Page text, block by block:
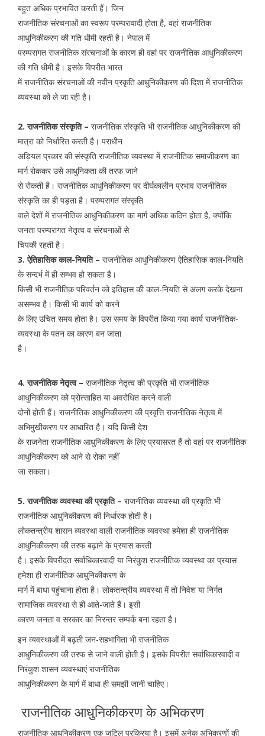
बहुत अधिक प्रभावित करती हैं। जिन
राजनीतिक संरचनाओं का स्वरूप परम्परावादी होता है, वहां राजनीतिक
आधुनिकीकरण की गति धीमी रहती है। नेपाल में
परम्परागत राजनीतिक संरचनाओं के कारण ही वहां पर राजनीतिक आधुनिकीकरण
की गति धीमी है। इसके विपरीत भारत
में राजनीतिक संरचनाओं की नवीन प्रकृति आधुनिकीकरण की दिशा में राजनीतिक
व्यवस्था को ले जा रही है।
2. राजनीतिक संस्कृति – राजनीतिक संस्कृति भी राजनीतिक आधुनिकीकरण की
मात्रा को निर्धारित करती है। पराधीन
अड़ियल प्रकार की संस्कृति राजनीतिक व्यवस्था में राजनीतिक समाजीकरण का
मार्ग रोककर उसे आधुनिकता की तरफ जाने
से रोकती है। राजनीतिक आधुनिकीकरण पर दीर्घकालीन प्रभाव राजनीतिक
संस्कृति का ही पड़ता है। परम्परागत संस्कृति
वाले देशों में राजनीतिक आधुनिकीकरण का मार्ग अधिक कठिन होता है, क्योंकि
जनता परम्परागत नेतृत्व व संरचनाओं से
चिपकी रहती है।
3. ऐतिहासिक काल-नियति – राजनीतिक आधुनिकीकरण ऐतिहासिक काल-नियति
के सन्दर्भ में ही सम्भव हो सकता है।
किसी भी राजनीतिक परिवर्तन को इतिहास की काल-नियति से अलग करके देखना
असम्भव है। किसी भी कार्य को करने
के लिए उचित समय होता है। उस समय के विपरीत किया गया कार्य राजनीतिक-
व्यवस्था के पतन का कारण बन जाता
है।
4. राजनीतिक नेतृत्व – राजनीतिक नेतृत्व की प्रकृति भी राजनीतिक
आधुनिकीकरण को प्रोत्साहित या अवरोधित करने वाली
दोनों होती हैं। राजनीतिक आधुनिकीकरण की प्रवृत्ति राजनीतिक नेतृत्व में
अभिमुखीकरण पर आधारित है। यदि किसी देश
के राजनेता राजनीतिक आधुनिकीकरण के लिए प्रयासरत हैं तो वहां पर राजनीतिक
आधुनिकीकरण को आने से रोका नहीं
जा सकता।
5. राजनीतिक व्यवस्था की प्रकृति – राजनीतिक व्यवस्था की प्रकृति भी
राजनीतिक आधुनिकीकरण की निर्धारक होती है।
लोकतन्त्रीय शासन व्यवस्था वाली राजनीतिक व्यवस्था हमेशा ही राजनीतिक
आधुनिकीकरण की तरफ बढ़ाने के प्रयास करती
है। इसके विपरीदत सर्वाधिकारवादी या निरंकुश राजनीतिक व्यवस्था का प्रयास
हमेशा ही राजनीतिक आधुनिकीकरण के
मार्ग में बाधा पहुंचाना होता है। लोकतन्त्रीय व्यवस्था में तो निवेश या निर्गत
सामाजिक व्यवस्था से ही आते-जाते हैं। इसी
कारण जनता व सरकार का निरन्तर सम्पर्क बना रहता है।
इन व्यवस्थाओं में बढ़ती जन-सहभागिता भी राजनीतिक
आधुनिकीकरण की तरफ से जाने वाली होती है। इसके विपरीत सर्वाधिकारवादी व
निरंकुश शासन व्यवस्थाएं राजनीतिक
आधुनिकीकरण के मार्ग में बाधा ही समझी जानी चाहिए।
राजनीतिक आधुनिकीकरण के अभिकरण
राजनीतिक आधुनिकीकरण एक जटिल प्रक्रिया है। इसमें अनेक अभिकरणों की